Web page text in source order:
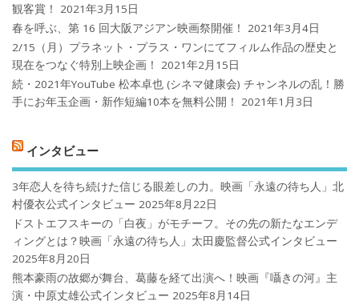
観客賞！
2021年3月15日
春を呼ぶ、第 16 回大阪アジアン映画祭開催！
2021年3月4日
2/15（月）プラネット・プラス・ワンにてフィルム作品の歴史と
現在をつなぐ特別上映企画！
2021年2月15日
続・2021年YouTube 松本卓也 (シネマ健康会) チャンネルの乱！勝
手にお年玉企画・新作短編10本を無料公開！
2021年1月3日
インタビュー
3年恋人を待ち続けた信じる眼差しの力。映画「永遠の待ち人」北
村優衣公式インタビュー 2025年8月22日
ドストエフスキーの「白夜」がモチーフ。その先の新たなエンデ
ィングとは？映画「永遠の待ち人」太田慶監督公式インタビュー
2025年8月20日
熊本豪雨の故郷が舞台、葛藤を経て出演へ！映画『囁きの河』主
演・中原丈雄公式インタビュー 2025年8月14日